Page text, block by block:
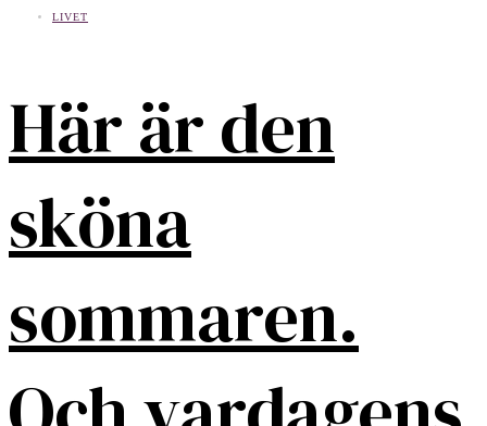
LIVET
Här är den
sköna
sommaren.